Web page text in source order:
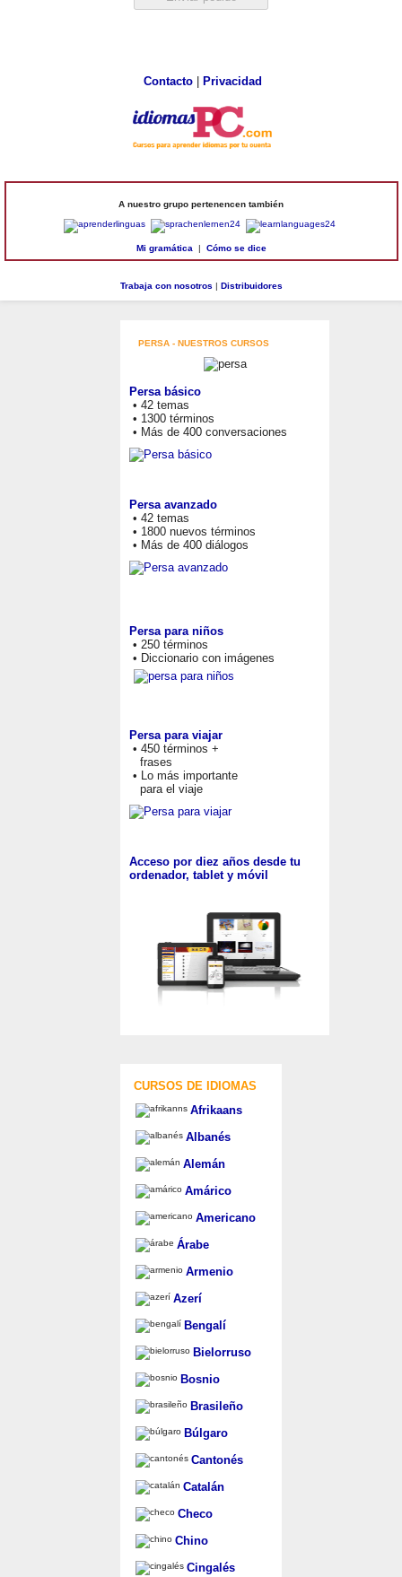
Contacto| Privacidad
A nuestro grupo pertenencen también
Mi gramática| Cómo se dice
Trabaja con nosotros Distribuidores
PERSA - NUESTROS CURSOS
Persa básico
• 42 temas
• 1300 términos
• Más de 400 conversaciones
Persa avanzado
• 42 temas
• 1800 nuevos términos
• Más de 400 diálogos
Persa para niños
• 250 términos
• Diccionario con imágenes
Persa para viajar
• 450 términos +
frases
• Lo más importante
para el viaje
Acceso por diez años desde tu
ordenador, tablet y móvil
CURSOS DE IDIOMAS
Afrikaans
Albanés
Alemán
Amárico
Americano
Árabe
Armenio
Azerí
Bengalí
Bielorruso
Bosnio
Brasileño
Búlgaro
Cantonés
Catalán
Checo
Chino
Cingalés